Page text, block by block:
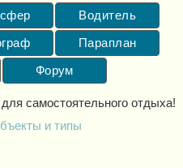
Водитель
Параплан
Форум
самостоятельного отдыха!
и типы